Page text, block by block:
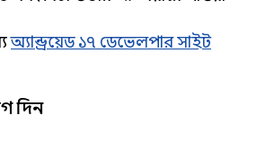
অ্যান্ড্রয়েড ১৭ ডেভেলপার সাইট
দিন